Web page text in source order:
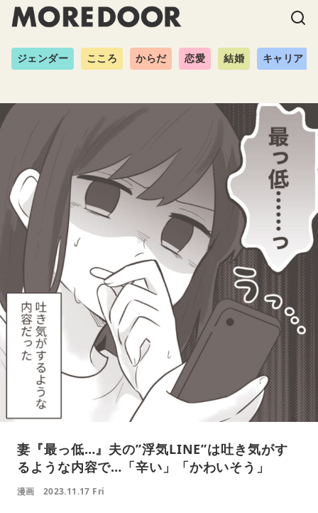
ジェンダー こころ からだ 恋愛 結婚 キャリア
妻『最っ低…』夫の”浮気LINE”は吐き気がす
るような内容で…「辛い」「かわいそう」
漫画 2023.11.17 Fri